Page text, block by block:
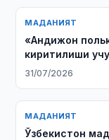
МАДАНИЯТ
«Андижон
киритилиши
31/07/2026
МАДАНИЯТ
Ўзбекистон